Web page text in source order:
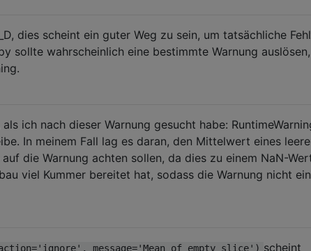
dies scheint ein guter Weg zu sein, um tatsächliche
sollte wahrscheinlich eine bestimmte Warnung
ich nach dieser Warnung gesucht habe:
In meinem Fall lag es daran, den Mittelwert eines
die Warnung achten sollen, da dies zu einem NaN-
viel Kummer bereitet hat, sodass die Warnung nicht
message='Mean of empty slice') scheint